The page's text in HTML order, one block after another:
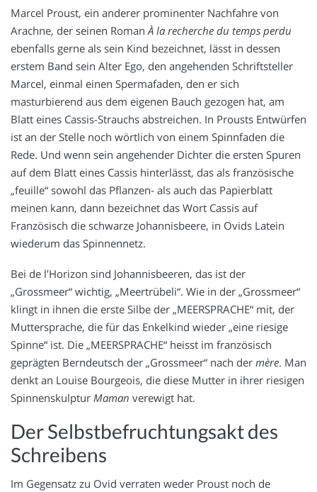
Marcel Proust, ein anderer prominenter Nachfahre von
Arachne, der seinen Roman À la recherche du temps perdu
ebenfalls gerne als sein Kind bezeichnet, lässt in dessen
erstem Band sein Alter Ego, den angehenden Schriftsteller
Marcel, einmal einen Spermafaden, den er sich
masturbierend aus dem eigenen Bauch gezogen hat, am
Blatt eines Cassis-Strauchs abstreichen. In Prousts Entwürfen
ist an der Stelle noch wörtlich von einem Spinnfaden die
Rede. Und wenn sein angehender Dichter die ersten Spuren
auf dem Blatt eines Cassis hinterlässt, das als französische
„feuille“ sowohl das Pflanzen- als auch das Papierblatt
meinen kann, dann bezeichnet das Wort Cassis auf
Französisch die schwarze Johannisbeere, in Ovids Latein
wiederum das Spinnennetz.
Bei de l’Horizon sind Johannisbeeren, das ist der
„Grossmeer“ wichtig, „Meertrübeli“. Wie in der „Grossmeer“
klingt in ihnen die erste Silbe der „MEERSPRACHE“ mit, der
Muttersprache, die für das Enkelkind wieder „eine riesige
Spinne“ ist. Die „MEERSPRACHE“ heisst im französisch
geprägten Berndeutsch der „Grossmeer“ nach der mère. Man
denkt an Louise Bourgeois, die diese Mutter in ihrer riesigen
Spinnenskulptur Maman verewigt hat.
Der Selbstbefruchtungsakt des
Schreibens
Im Gegensatz zu Ovid verraten weder Proust noch de